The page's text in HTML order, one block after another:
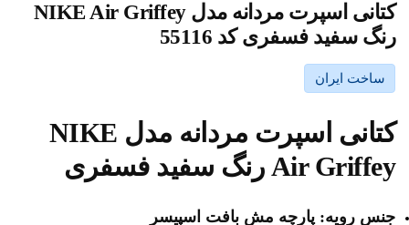
کتانی اسپرت مردانه مدل NIKE Air Griffey
رنگ سفید فسفری کد 55116
ساخت ایران
کتانی اسپرت مردانه مدل NIKE
Air Griffey رنگ سفید فسفری
جنس رویه: پارچه مش بافت اسپیسر